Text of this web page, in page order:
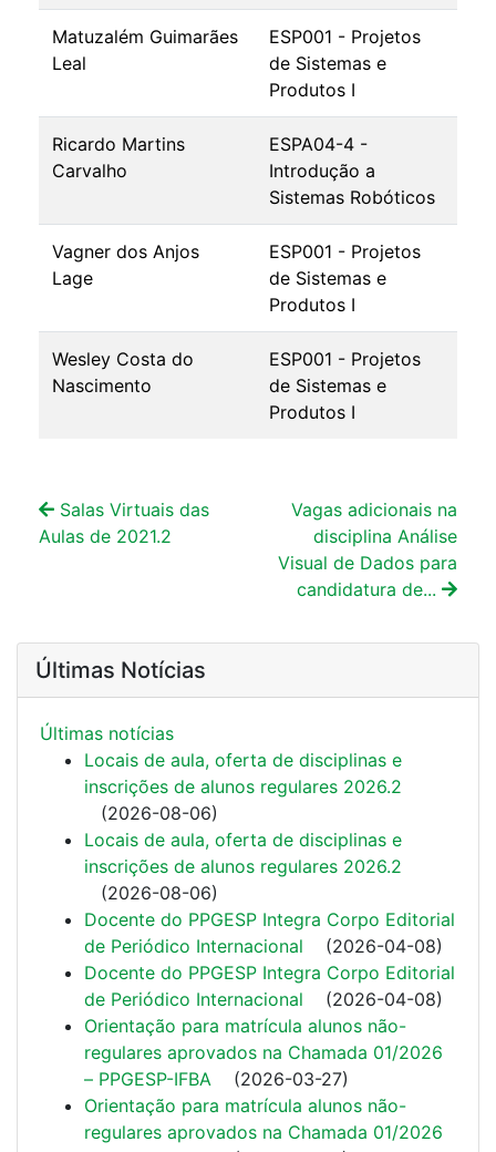
Matuzalém Guimarães
Leal
ESP001 - Projetos
de Sistemas e
Produtos I
Ricardo Martins
Carvalho
ESPA04-4 -
Introdução a
Sistemas Robóticos
Vagner dos Anjos
Lage
ESP001 - Projetos
de Sistemas e
Produtos I
Wesley Costa do
Nascimento
ESP001 - Projetos
de Sistemas e
Produtos I
Salas Virtuais das
Aulas de 2021.2
Vagas adicionais na
disciplina Análise
Visual de Dados para
candidatura de...
Últimas Notícias
Últimas notí­cias
Locais de aula, oferta de disciplinas e
inscrições de alunos regulares 2026.2
(2026-08-06)
Locais de aula, oferta de disciplinas e
inscrições de alunos regulares 2026.2
(2026-08-06)
Docente do PPGESP Integra Corpo Editorial
de Periódico Internacional
(2026-04-08)
Docente do PPGESP Integra Corpo Editorial
de Periódico Internacional
(2026-04-08)
Orientação para matrícula alunos não-
regulares aprovados na Chamada 01/2026
– PPGESP-IFBA (2026-03-27)
Orientação para matrícula alunos não-
regulares aprovados na Chamada 01/2026